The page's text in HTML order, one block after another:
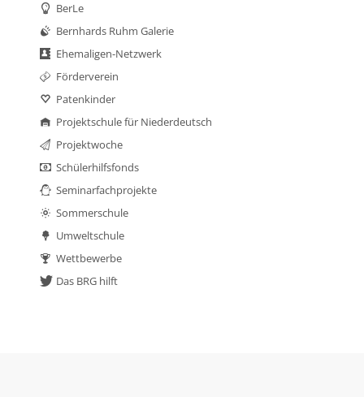
BerLe
Bernhards Ruhm Galerie
Ehemaligen-Netzwerk
Förderverein
Patenkinder
Projektschule für Niederdeutsch
Projektwoche
Schülerhilfsfonds
Seminarfachprojekte
Sommerschule
Umweltschule
Wettbewerbe
Das BRG hilft